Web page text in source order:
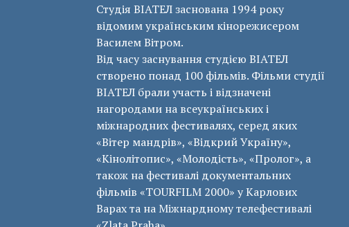
Студія ВІАТЕЛ заснована 1994 року
відомим українським кінорежисером
Василем Вітром.
Від часу заснування студією ВІАТЕЛ
створено понад 100 фільмів. Фільми студії
ВІАТЕЛ брали участь і відзначені
нагородами на всеукраїнських і
міжнародних фестивалях, серед яких
«Вітер мандрів», «Відкрий Україну»,
«Кінолітопис», «Молодість», «Пролог», а
також на фестивалі документальних
фільмів «ТОURFILM 2000» у Карлових
Варах та на Міжнардному телефестивалі